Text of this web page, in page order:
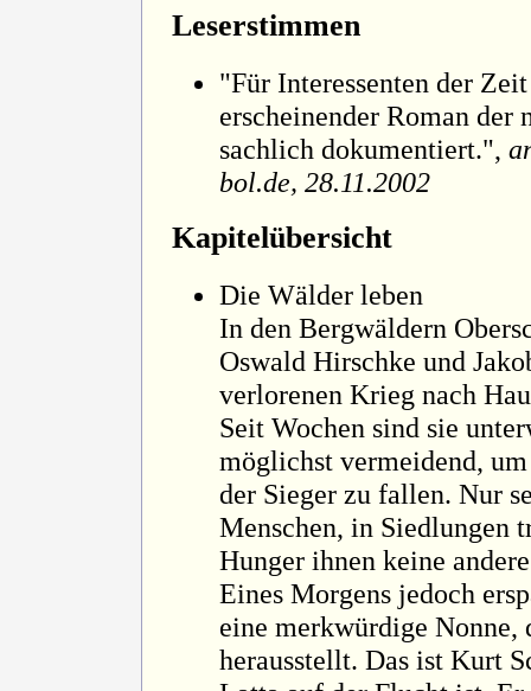
Leserstimmen
"Für Interessenten der
erscheinender Roman
sachlich dokumentiert.",
bol.de, 28.11.2002
Kapitelübersicht
Die Wälder leben
In den Bergwäldern
Oswald Hirschke und
verlorenen Krieg nach
Seit Wochen sind sie
möglichst vermeidend,
der Sieger zu fallen. Nur
Menschen, in Siedlungen
Hunger ihnen keine
Eines Morgens jedoch
eine merkwürdige
herausstellt. Das ist Kurt